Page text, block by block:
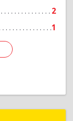
2
1